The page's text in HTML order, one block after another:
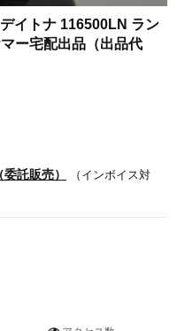
イトナ 116500LN ラン
ー宅配出品（出品代
託販売）
（インボイス対